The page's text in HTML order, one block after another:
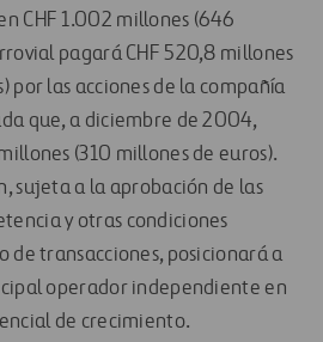
CHF 1.002 millones (646
pagará CHF 520,8 millones
por las acciones de la compañía
que, a diciembre de 2004,
(310 millones de euros).
sujeta a la aprobación de las
y otras condiciones
de transacciones, posicionará a
operador independiente en
de crecimiento.